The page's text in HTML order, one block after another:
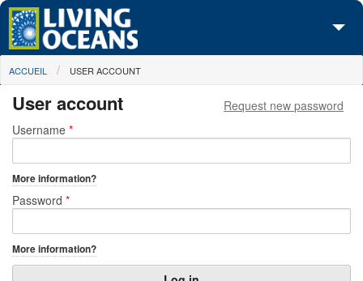
Skip to main content
À propos de nous
Nos campagnes
Les Cartes
You are here
ACCUEIL USER ACCOUNT
User account
Primary tabs
Request new password
Username *
More information?
Password *
More information?